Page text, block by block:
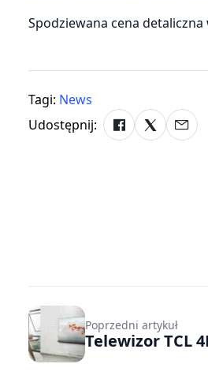
Spodziewana cena detaliczna
Tagi: News
Udostępnij:
Poprzedni artykuł
Telewizor TCL